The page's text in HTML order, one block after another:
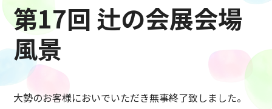
第17回 辻の会展会場
風景
大勢のお客様においでいただき無事終了致しました。